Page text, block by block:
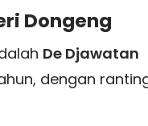
Dongeng
De Djawatan
dengan